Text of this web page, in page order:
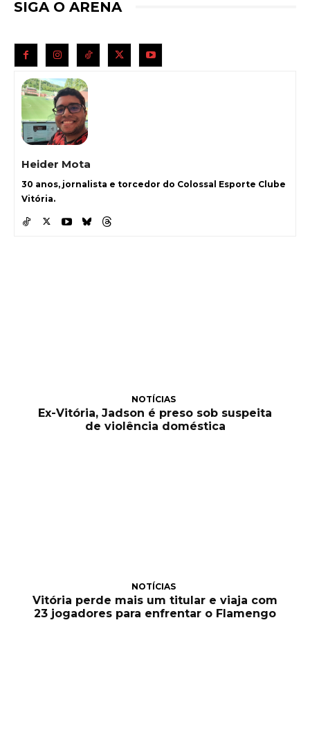
SIGA O ARENA
Heider Mota
30 anos, jornalista e torcedor do Colossal Esporte Clube
Vitória.
NOTÍCIAS
Ex-Vitória, Jadson é preso sob suspeita
de violência doméstica
NOTÍCIAS
Vitória perde mais um titular e viaja com
23 jogadores para enfrentar o Flamengo